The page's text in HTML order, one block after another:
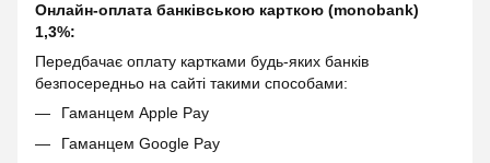
Онлайн-оплата банківською карткою (monobank)
1,3%:
Передбачає оплату картками будь-яких банків
безпосередньо на сайті такими способами:
Гаманцем Apple Pay
Гаманцем Google Pay